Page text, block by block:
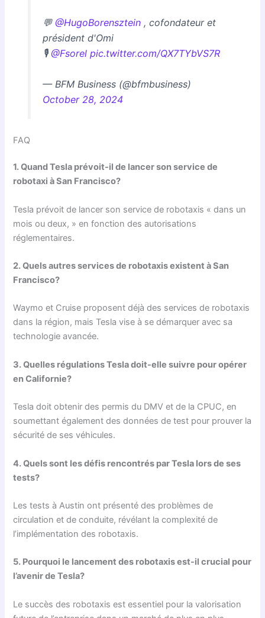
💬 @HugoBorensztein, cofondateur et
président d'Omi
🎙️ @Fsorel pic.twitter.com/QX7TYbVS7R
— BFM Business (@bfmbusiness)
October 28, 2024
FAQ
1. Quand Tesla prévoit-il de lancer son service de
robotaxi à San Francisco?
Tesla prévoit de lancer son service de robotaxis « dans un
mois ou deux, » en fonction des autorisations
réglementaires.
2. Quels autres services de robotaxis existent à San
Francisco?
Waymo et Cruise proposent déjà des services de robotaxis
dans la région, mais Tesla vise à se démarquer avec sa
technologie avancée.
3. Quelles régulations Tesla doit-elle suivre pour opérer
en Californie?
Tesla doit obtenir des permis du DMV et de la CPUC, en
soumettant également des données de test pour prouver la
sécurité de ses véhicules.
4. Quels sont les défis rencontrés par Tesla lors de ses
tests?
Les tests à Austin ont présenté des problèmes de
circulation et de conduite, révélant la complexité de
l’implémentation des robotaxis.
5. Pourquoi le lancement des robotaxis est-il crucial pour
l’avenir de Tesla?
Le succès des robotaxis est essentiel pour la valorisation